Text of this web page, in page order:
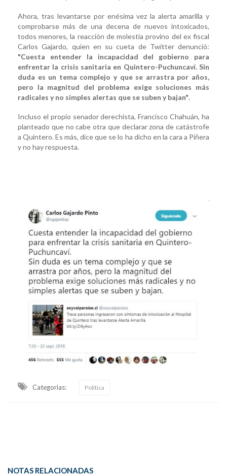
Ahora, tras levantarse por enésima vez la alerta amarilla y
comprobarse más de una decena de nuevos intoxicados,
todos menores, la reacción de molestia provino del ex fiscal
Carlos Gajardo, quien en su cueta de Twitter denunció:
"Cuesta entender la incapacidad del gobierno para
enfrentar la crisis sanitaria en Quintero-Puchuncaví. Sin
duda es un tema complejo y que se arrastra por años,
pero la magnitud del problema exige soluciones más
radicales y no simples alertas que se suben y bajan".
Incluso el propio senador derechista, Francisco Chahuán, ha
planteado que no cabe otra que declarar zona de catástrofe
a Quintero. Es más, dice que se lo ha dicho en la cara a Piñera
y no hay respuesta.
Categorias: Política
NOTAS RELACIONADAS